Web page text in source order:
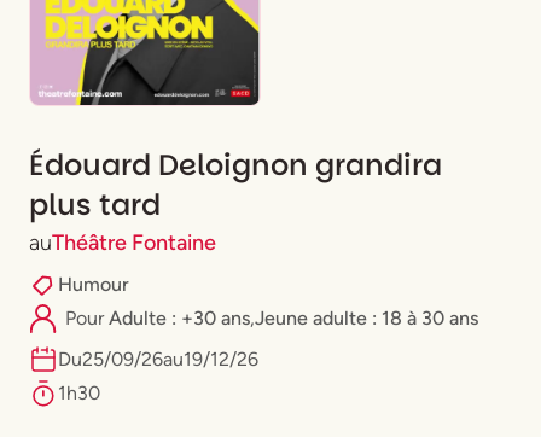
Édouard Deloignon grandira
plus tard
auThéâtre Fontaine
Humour
PourAdulte : +30 ans,⁠Jeune adulte : 18 à 30 ans
Du25/09/26au19/12/26
1h30